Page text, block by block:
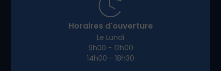
Horaires d'ouverture
Le Lundi
9h00 - 12h00
14h00 - 18h30